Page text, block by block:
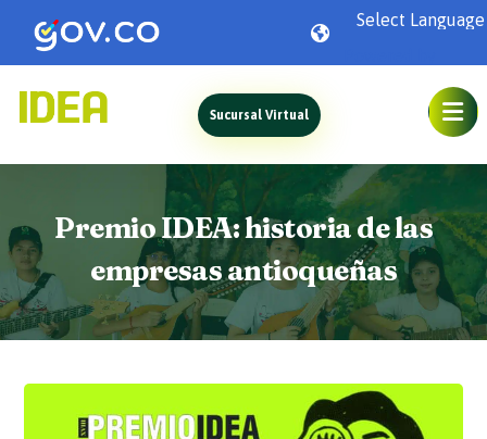
Sucursal Virtual
Premio IDEA: historia de las
empresas antioqueñas